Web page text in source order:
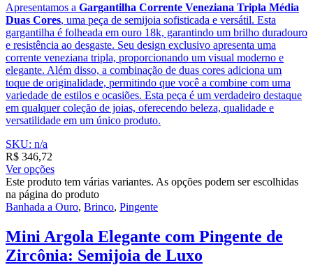
Apresentamos a Gargantilha Corrente Veneziana Tripla Média
Duas Cores, uma peça de semijoia sofisticada e versátil. Esta
gargantilha é folheada em ouro 18k, garantindo um brilho duradouro
e resistência ao desgaste. Seu design exclusivo apresenta uma
corrente veneziana tripla, proporcionando um visual moderno e
elegante. Além disso, a combinação de duas cores adiciona um
toque de originalidade, permitindo que você a combine com uma
variedade de estilos e ocasiões. Esta peça é um verdadeiro destaque
em qualquer coleção de joias, oferecendo beleza, qualidade e
versatilidade em um único produto.
SKU: n/a
R$ 346,72
Ver opções
Este produto tem várias variantes. As opções podem ser escolhidas
na página do produto
Banhada a Ouro, Brinco, Pingente
Mini Argola Elegante com Pingente de
Zircônia: Semijoia de Luxo